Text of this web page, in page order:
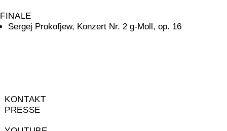
FINALE
Sergej Prokofjew, Konzert Nr. 2 g-Moll, op. 16
KONTAKT
PRESSE